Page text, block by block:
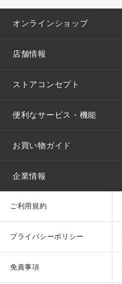
オンラインショップ
店舗情報
ストアコンセプト
便利なサービス・機能
お買い物ガイド
企業情報
ご利用規約
プライバシーポリシー
免責事項